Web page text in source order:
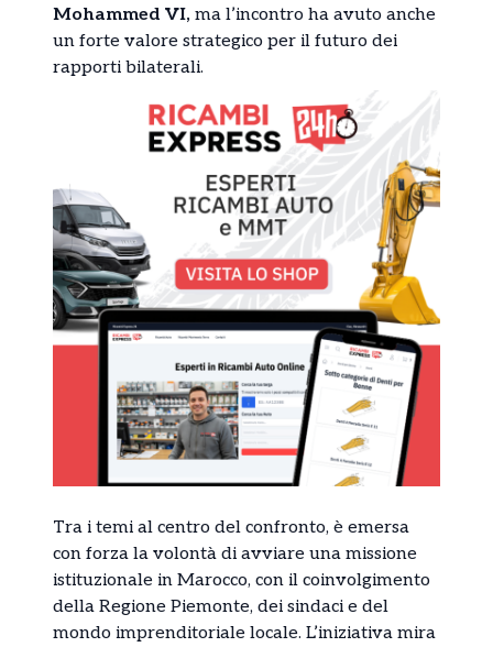
Mohammed VI, ma l’incontro ha avuto anche
un forte valore strategico per il futuro dei
rapporti bilaterali.
Tra i temi al centro del confronto, è emersa
con forza la volontà di avviare una missione
istituzionale in Marocco, con il coinvolgimento
della Regione Piemonte, dei sindaci e del
mondo imprenditoriale locale. L’iniziativa mira